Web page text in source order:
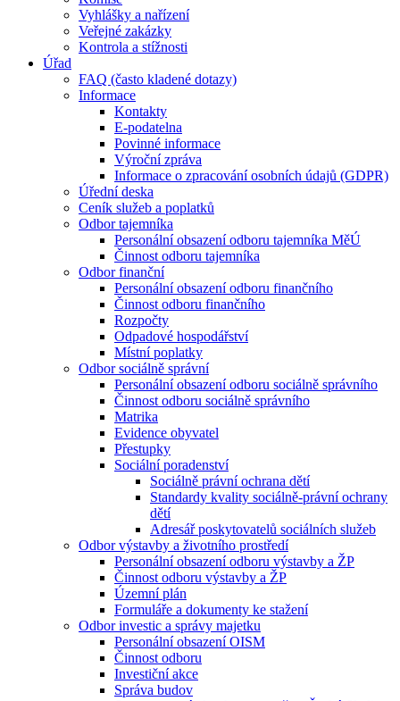
Vyhlášky a nařízení
Veřejné zakázky
Kontrola a stížnosti
Úřad
FAQ (často kladené dotazy)
Informace
Kontakty
E-podatelna
Povinné informace
Výroční zpráva
Informace o zpracování osobních údajů (GDPR)
Úřední deska
Ceník služeb a poplatků
Odbor tajemníka
Personální obsazení odboru tajemníka MěÚ
Činnost odboru tajemníka
Odbor finanční
Personální obsazení odboru finančního
Činnost odboru finančního
Rozpočty
Odpadové hospodářství
Místní poplatky
Odbor sociálně správní
Personální obsazení odboru sociálně správního
Činnost odboru sociálně správního
Matrika
Evidence obyvatel
Přestupky
Sociální poradenství
Sociálně právní ochrana dětí
Standardy kvality sociálně-právní ochrany
dětí
Adresář poskytovatelů sociálních služeb
Odbor výstavby a životního prostředí
Personální obsazení odboru výstavby a ŽP
Činnost odboru výstavby a ŽP
Územní plán
Formuláře a dokumenty ke stažení
Odbor investic a správy majetku
Personální obsazení OISM
Činnost odboru
Investiční akce
Správa budov